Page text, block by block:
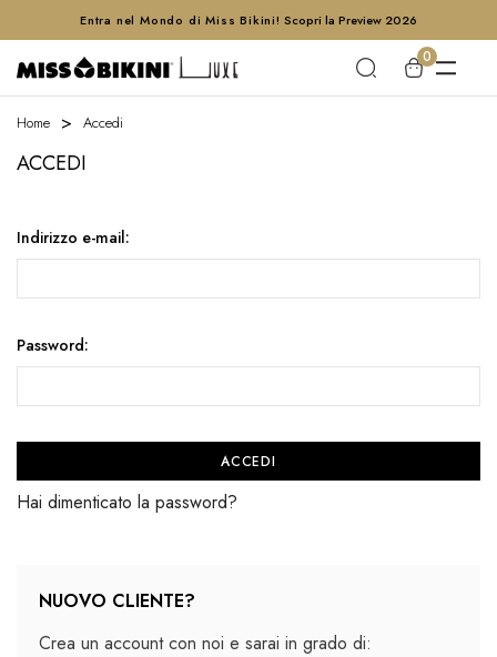
Entra nel Mondo di Miss Bikini! Scopri la Preview 2026
0
Home Accedi
ACCEDI
Indirizzo e-mail:
Password:
Hai dimenticato la password?
NUOVO CLIENTE?
Crea un account con noi e sarai in grado di: